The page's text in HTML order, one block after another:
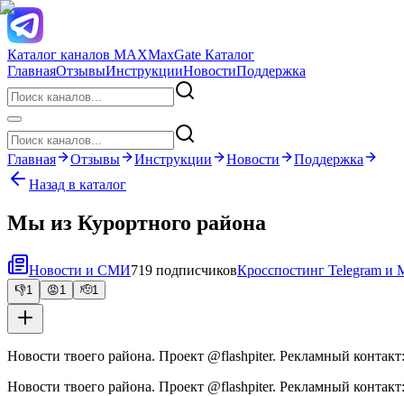
Каталог каналов MAXMaxGate Каталог
ГлавнаяОтзывыИнструкцииНовостиПоддержка
Главная Отзывы Инструкции Новости
Поддержка
Назад в каталог
Мы из Курортного района
Новости и СМИ719 подписчиковКросспостинг Telegram и
👎1 😡1 🫡1
Новости твоего района. Проект @flashpiter. Рекламный
Новости твоего района. Проект @flashpiter. Рекламный